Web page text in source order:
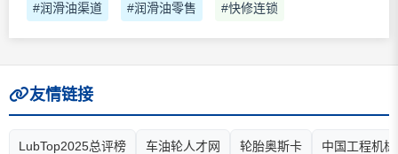
#润滑油渠道 #润滑油零售 #快修连锁
友情链接
LubTop2025总评榜 车油轮人才网 轮胎奥斯卡 中国工程机